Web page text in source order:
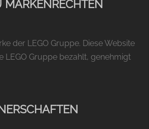
MARKENRECHTEN
der LEGO Gruppe. Diese Website
LEGO Gruppe bezahlt, genehmigt